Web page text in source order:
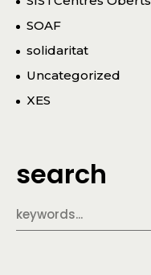
SOAF
solidaritat
Uncategorized
XES
search